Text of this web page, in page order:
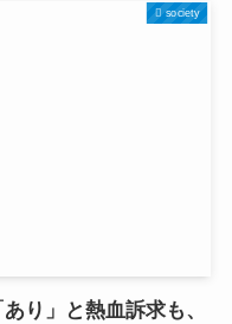
society
り」と熱血訴求も、